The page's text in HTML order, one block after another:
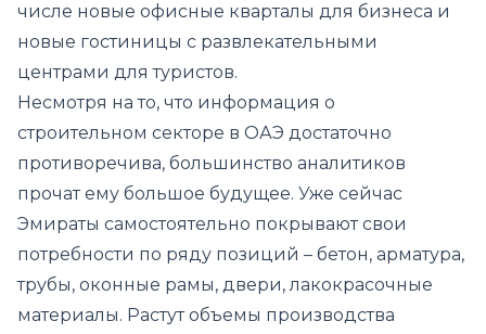
числе новые офисные кварталы для бизнеса и
новые гостиницы с развлекательными
центрами для туристов.
Несмотря на то, что информация о
строительном секторе в ОАЭ достаточно
противоречива, большинство аналитиков
прочат ему большое будущее. Уже сейчас
Эмираты самостоятельно покрывают свои
потребности по ряду позиций – бетон, арматура,
трубы, оконные рамы, двери, лакокрасочные
материалы. Растут объемы производства